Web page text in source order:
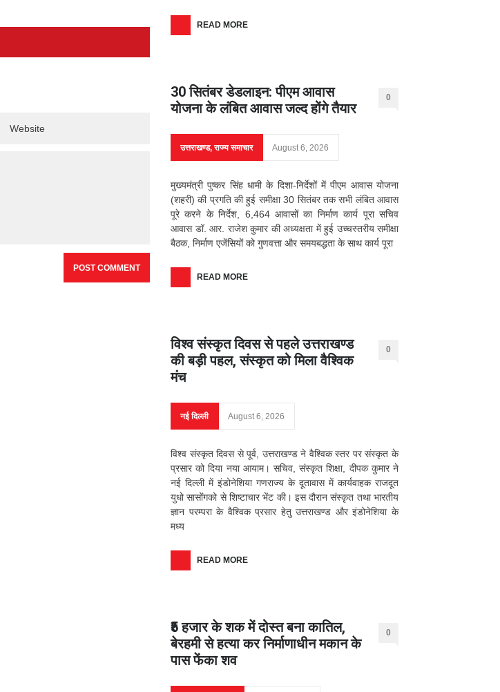
READ MORE
30 सितंबर डेडलाइन: पीएम आवास
योजना के लंबित आवास जल्द होंगे तैयार
0
उत्तराखण्ड,राज्य समाचार August 6, 2026
मुख्यमंत्री पुष्कर सिंह धामी के दिशा-निर्देशों में पीएम आवास योजना
(शहरी) की प्रगति की हुई समीक्षा 30 सितंबर तक सभी लंबित आवास
पूरे करने के निर्देश, 6,464 आवासों का निर्माण कार्य पूरा सचिव
आवास डॉ. आर. राजेश कुमार की अध्यक्षता में हुई उच्चस्तरीय समीक्षा
बैठक, निर्माण एजेंसियों को गुणवत्ता और समयबद्धता के साथ कार्य पूरा
READ MORE
विश्व संस्कृत दिवस से पहले उत्तराखण्ड
की बड़ी पहल, संस्कृत को मिला वैश्विक
मंच
0
नई दिल्ली August 6, 2026
विश्व संस्कृत दिवस से पूर्व, उत्तराखण्ड ने वैश्विक स्तर पर संस्कृत के
प्रसार को दिया नया आयाम। सचिव, संस्कृत शिक्षा, दीपक कुमार ने
नई दिल्ली में इंडोनेशिया गणराज्य के दूतावास में कार्यवाहक राजदूत
युधो सासोंगको से शिष्टाचार भेंट की। इस दौरान संस्कृत तथा भारतीय
ज्ञान परम्परा के वैश्विक प्रसार हेतु उत्तराखण्ड और इंडोनेशिया के
मध्य
READ MORE
₹5 हजार के शक में दोस्त बना कातिल,
बेरहमी से हत्या कर निर्माणाधीन मकान के
पास फेंका शव
0